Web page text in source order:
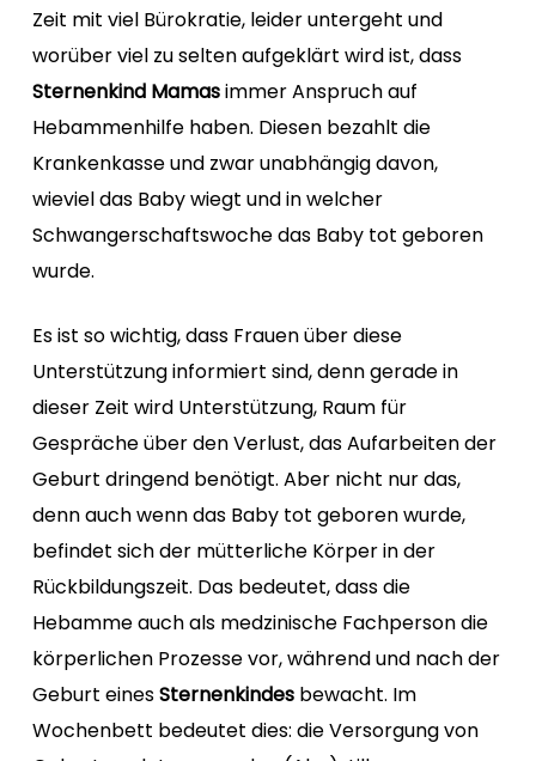
Zeit mit viel Bürokratie, leider untergeht und
worüber viel zu selten aufgeklärt wird ist, dass
Sternenkind Mamasimmer Anspruch auf
Hebammenhilfe haben. Diesen bezahlt die
Krankenkasse und zwar unabhängig davon,
wieviel das Baby wiegt und in welcher
Schwangerschaftswoche das Baby tot geboren
wurde.
Es ist so wichtig, dass Frauen über diese
Unterstützung informiert sind, denn gerade in
dieser Zeit wird Unterstützung, Raum für
Gespräche über den Verlust, das Aufarbeiten der
Geburt dringend benötigt. Aber nicht nur das,
denn auch wenn das Baby tot geboren wurde,
befindet sich der mütterliche Körper in der
Rückbildungszeit. Das bedeutet, dass die
Hebamme auch als medzinische Fachperson die
körperlichen Prozesse vor, während und nach der
Geburt einesSternenkindesbewacht. Im
Wochenbett bedeutet dies: die Versorgung von